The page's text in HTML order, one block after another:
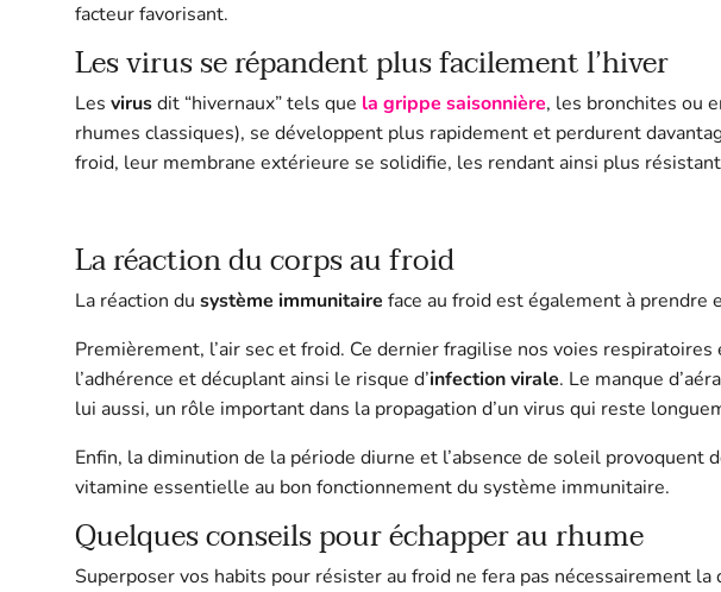
facteur favorisant.
Les virus se répandent plus facilement l’hiver
Lesvirusdit “hivernaux” tels que la grippe saisonnière, les bronchites ou
rhumes classiques), se développent plus rapidement et perdurent
froid, leur membrane extérieure se solidifie, les rendant ainsi plus
La réaction du corps au froid
La réaction dusystème immunitaire face au froid est également à prendre
Premièrement, l’air sec et froid. Ce dernier fragilise nos voies
l’adhérence et décuplant ainsi le risque d’infection virale. Le manque
lui aussi, un rôle important dans la propagation d’un virus qui reste
Enfin, la diminution de la période diurne et l’absence de soleil provoquent
vitamine essentielle au bon fonctionnement du système immunitaire.
Quelques conseils pour échapper au rhume
Superposer vos habits pour résister au froid ne fera pas nécessairement la